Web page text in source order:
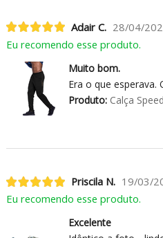
Adair C. 28/04/
Eu recomendo esse produto.
Muito bom.
Era o que esperava.
Produto:Calça
Priscila N. 19/03/
Eu recomendo esse produto.
Excelente